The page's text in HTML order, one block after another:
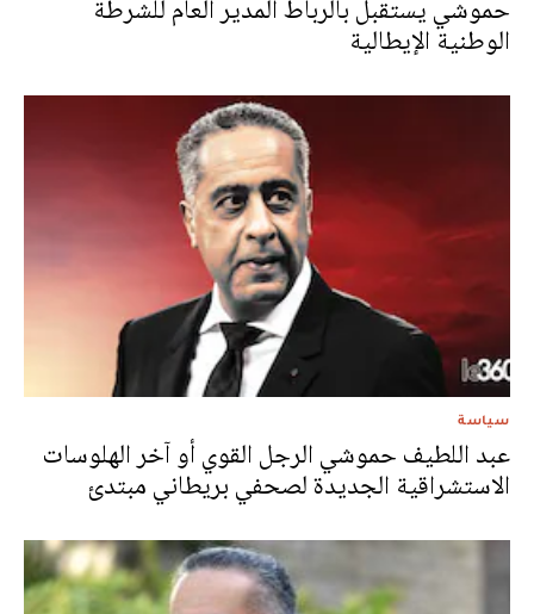
مجتمع
حموشي يستقبل بالرباط المدير العام للشرطة
سياسة
عبد اللطيف حموشي الرجل القوي أو آخر الهلوسات